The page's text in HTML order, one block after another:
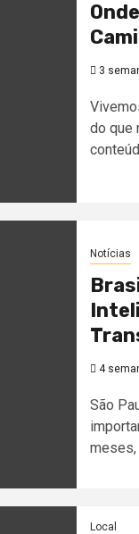
3
do que
Notícias
4
São
meses,
Local